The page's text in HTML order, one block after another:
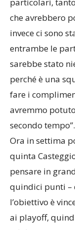
invece ci sono
l’obiettivo è